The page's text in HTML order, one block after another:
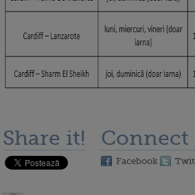
Share it! Connect
Facebook